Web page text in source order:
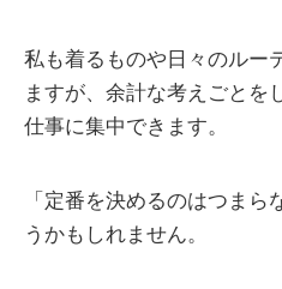
私も着るものや日々のルー
ますが、余計な考えごとを
仕事に集中できます。
「定番を決めるのはつま
うかもしれません。